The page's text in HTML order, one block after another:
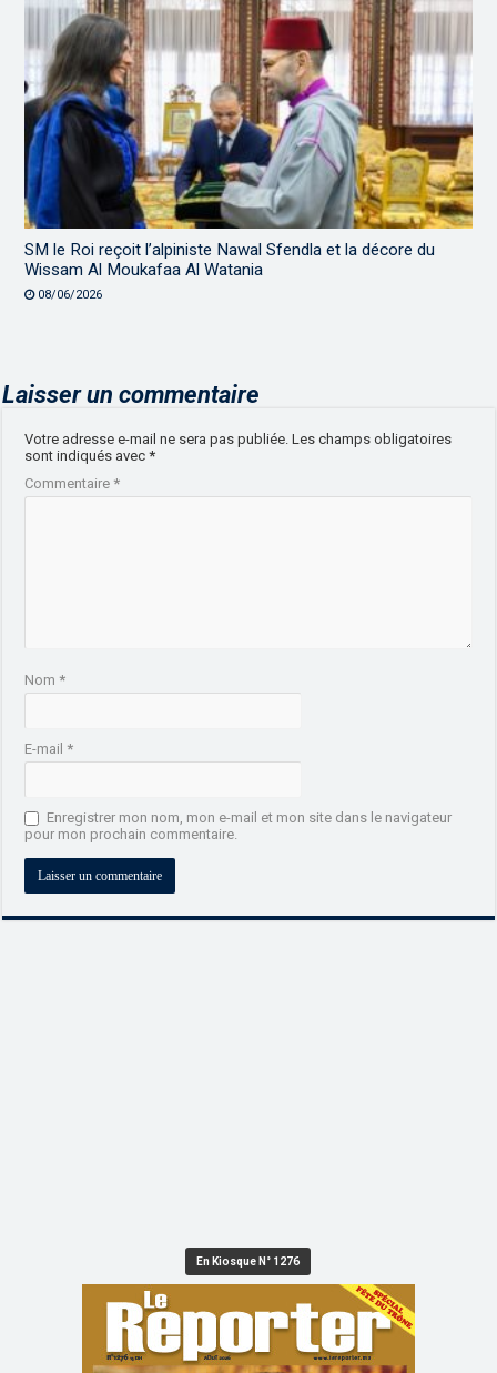
SM le Roi reçoit l’alpiniste Nawal Sfendla et la décore du
Wissam Al Moukafaa Al Watania
08/06/2026
Laisser un commentaire
Votre adresse e-mail ne sera pas publiée. Les champs obligatoires
sont indiqués avec*
Commentaire*
Nom*
E-mail*
Enregistrer mon nom, mon e-mail et mon site dans le navigateur
pour mon prochain commentaire.
En Kiosque N° 1276